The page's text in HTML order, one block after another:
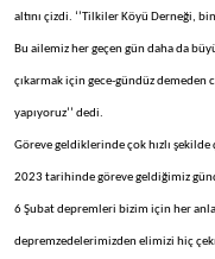
altını çizdi. ‘’Tilkiler Köyü Derneği,
Bu ailemiz her geçen gün daha da
çıkarmak için gece-gündüz demeden
yapıyoruz’’ dedi.
Göreve geldiklerinde çok hızlı şekilde
2023 tarihinde göreve geldiğimiz
6 Şubat depremleri bizim için her
depremzedelerimizden elimizi hiç